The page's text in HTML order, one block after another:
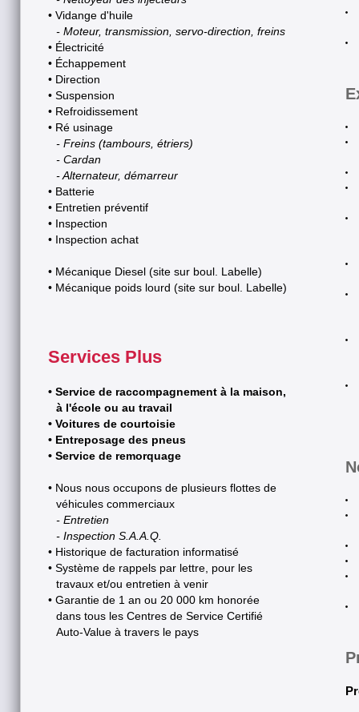
** Depuis le 15
l'option
présentement à
financement... Nous
détails dès que
2020-11-04
Etes-vous 'fan' de
publie toutes sortes
loin au merveilleux
http://www.facebook.com/
Pierre-Mondou-
Petites statistiques
Saviez-vous que :
* à chaque minute, il
sur la planète , ce
année?
* que 25% du
pour l'automobile
• Vidange d'huile
- Moteur, transmission, servo-direction, freins
• Électricité
• Échappement
• Direction
• Suspension
• Refroidissement
• Ré usinage
- Freins (tambours, étriers)
- Cardan
- Alternateur, démarreur
• Batterie
• Entretien préventif
• Inspection
• Inspection achat
• Mécanique Diesel (site sur boul. Labelle)
• Mécanique poids lourd (site sur boul. Labelle)
Services Plus
• Service de raccompagnement à la maison,
à l'école ou au travail
• Voitures de courtoisie
• Entreposage des pneus
• Service de remorquage
• Nous nous occupons de plusieurs flottes de
véhicules commerciaux
- Entretien
- Inspection S.A.A.Q.
• Historique de facturation informatisé
• Système de rappels par lettre, pour les
travaux et/ou entretien à venir
• Garantie de 1 an ou 20 000 km honorée
dans tous les Centres de Service Certifié
Auto-Value à travers le pays